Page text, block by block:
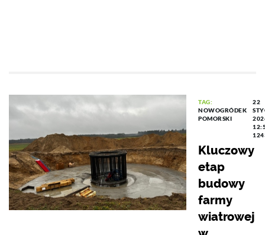
TAG:
NOWOGRÓDEK
POMORSKI
22
Kluczowy
etap
budowy
farmy
wiatrowej